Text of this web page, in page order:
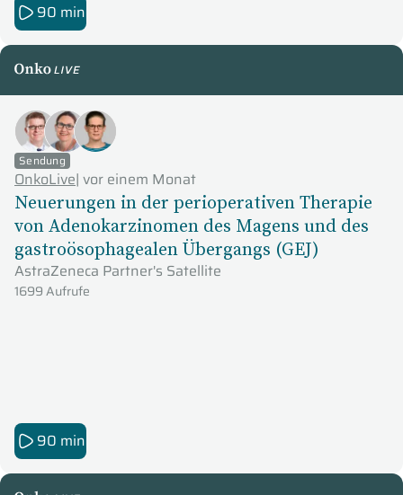
90 min
OnkoLive
Sendung
OnkoLive| vor einem Monat
Neuerungen in der perioperativen Therapie
von Adenokarzinomen des Magens und des
gastroösophagealen Übergangs (GEJ)
AstraZeneca Partner's Satellite
1699 Aufrufe
90 min